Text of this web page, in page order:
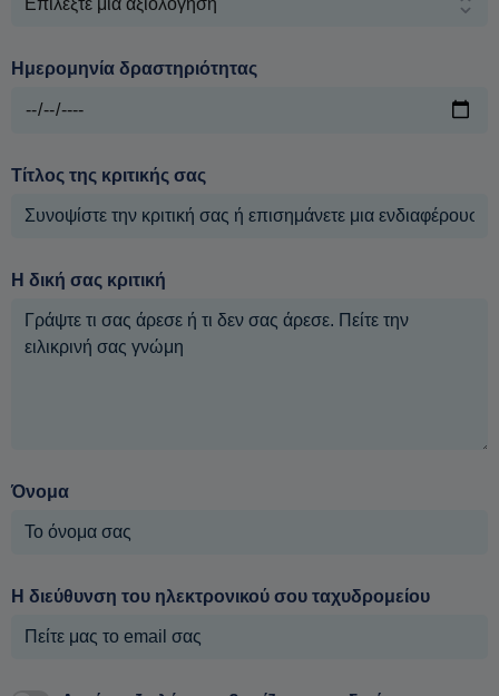
Ημερομηνία δραστηριότητας
Τίτλος της κριτικής σας
Η δική σας κριτική
Όνομα
Η διεύθυνση του ηλεκτρονικού σου ταχυδρομείου